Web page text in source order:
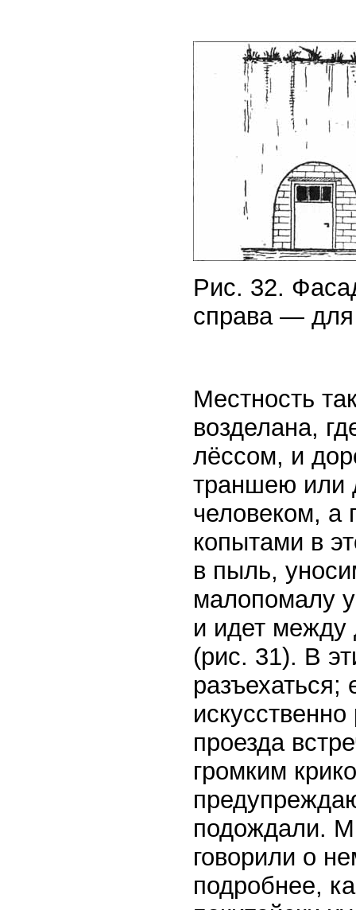
Рис. 32.
справа —
Местность
возделана,
лёссом, и
траншею или
человеком, а
копытами в
в пыль,
малопомалу
и идет
(рис. 31). В
проезда
громким
подождали.
говорили о
подробнее,